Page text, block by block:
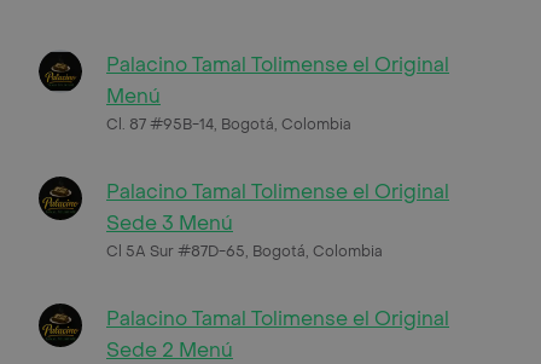
Palacino Tamal Tolimense el Original
Menú
Cl. 87 #95B-14, Bogotá, Colombia
Palacino Tamal Tolimense el Original
Sede 3 Menú
Cl 5A Sur #87D-65, Bogotá, Colombia
Palacino Tamal Tolimense el Original
Sede 2 Menú